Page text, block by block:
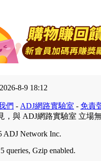
8-9 18:12
們 - ADJ網路實驗室 - 免責
，與 ADJ網路實驗室 立場
ADJ Network Inc.
queries, Gzip enabled.